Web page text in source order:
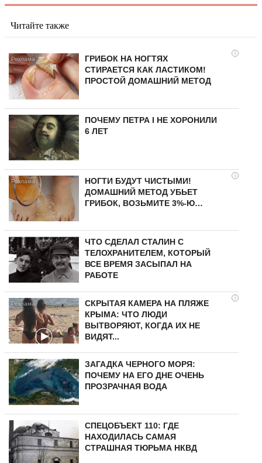
Читайте также
i
ГРИБОК НА НОГТЯХ
СТИРАЕТСЯ КАК ЛАСТИКОМ!
ПРОСТОЙ ДОМАШНИЙ МЕТОД
ПОЧЕМУ ПЕТРА I НЕ ХОРОНИЛИ
6 ЛЕТ
i
НОГТИ БУДУТ ЧИСТЫМИ!
ДОМАШНИЙ МЕТОД УБЬЕТ
ГРИБОК, ВОЗЬМИТЕ 3%-Ю…
ЧТО СДЕЛАЛ СТАЛИН С
ТЕЛОХРАНИТЕЛЕМ, КОТОРЫЙ
ВСЕ ВРЕМЯ ЗАСЫПАЛ НА
РАБОТЕ
i
СКРЫТАЯ КАМЕРА НА ПЛЯЖЕ
КРЫМА: ЧТО ЛЮДИ
ВЫТВОРЯЮТ, КОГДА ИХ НЕ
ВИДЯТ...
ЗАГАДКА ЧЕРНОГО МОРЯ:
ПОЧЕМУ НА ЕГО ДНЕ ОЧЕНЬ
ПРОЗРАЧНАЯ ВОДА
СПЕЦОБЪЕКТ 110: ГДЕ
НАХОДИЛАСЬ САМАЯ
СТРАШНАЯ ТЮРЬМА НКВД